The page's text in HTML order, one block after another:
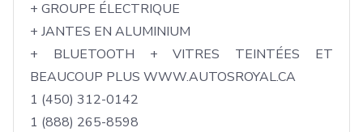
+ GROUPE ÉLECTRIQUE
+ JANTES EN ALUMINIUM
+ BLUETOOTH + VITRES TEINTÉES ET
BEAUCOUP PLUS WWW.AUTOSROYAL.CA
1 (450) 312-0142
1 (888) 265-8598